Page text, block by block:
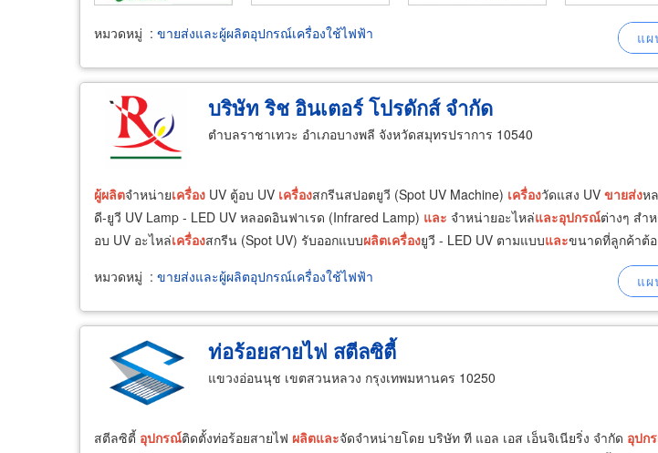
หมวดหมู่ : ขายส่งและผู้ผลิตอุปกรณ์เครื่องใช้ไฟฟ้า
บริษัท ริช อินเตอร์ โปรดักส์ จำกัด
ตำบลราชาเทวะ อำเภอบางพลี จังหวัดสมุทรปราการ 10540
ผู้ผลิตจำหน่ายเครื่อง UV ตู้อบ UV เครื่องสกรีนสปอตยูวี (Spot UV Machine) เครื่องวัดแสง UV ขายส่งห
ดี-ยูวี UV Lamp - LED UV หลอดอินฟาเรด (Infrared Lamp) และ จำหน่ายอะไหล่และอุปกรณ์ต่างๆ สำ
อบ UV อะไหล่เครื่องสกรีน (Spot UV) รับออกแบบผลิตเครื่องยูวี - LED UV ตามแบบและขนาดที่ลูกค้าต้อ
หมวดหมู่ : ขายส่งและผู้ผลิตอุปกรณ์เครื่องใช้ไฟฟ้า
ท่อร้อยสายไฟ สตีลซิตี้
แขวงอ่อนนุช เขตสวนหลวง กรุงเทพมหานคร 10250
สตีลซิตี้ อุปกรณ์ติดตั้งท่อร้อยสายไฟ ผลิตและจัดจำหน่ายโดย บริษัท ที แอล เอส เอ็นจิเนียริ่ง จำกัด อุปก